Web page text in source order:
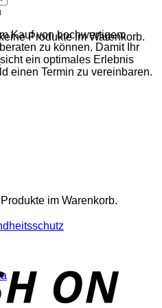
Produkte im Warenkorb.
im Warenkorb.
Kauf von hochwertigem
zu können. Damit Ihr
ein optimales Erlebnis
einen Termin zu vereinbaren.